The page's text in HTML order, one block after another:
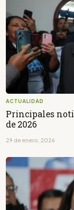
ACTUALIDAD
Principales
de 2026
29 de enero, 2026